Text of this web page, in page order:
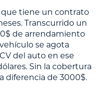
que tiene un contrato
Transcurrido un
de arrendamiento
se agota
del auto en ese
Sin la cobertura
diferencia de 3000$.